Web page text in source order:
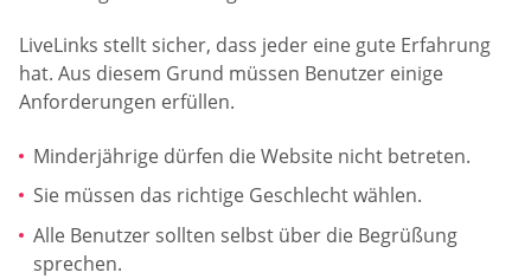
LiveLinks stellt sicher, dass jeder eine gute Erfahrung
hat. Aus diesem Grund müssen Benutzer einige
Anforderungen erfüllen.
Minderjährige dürfen die Website nicht betreten.
Sie müssen das richtige Geschlecht wählen.
Alle Benutzer sollten selbst über die Begrüßung
sprechen.